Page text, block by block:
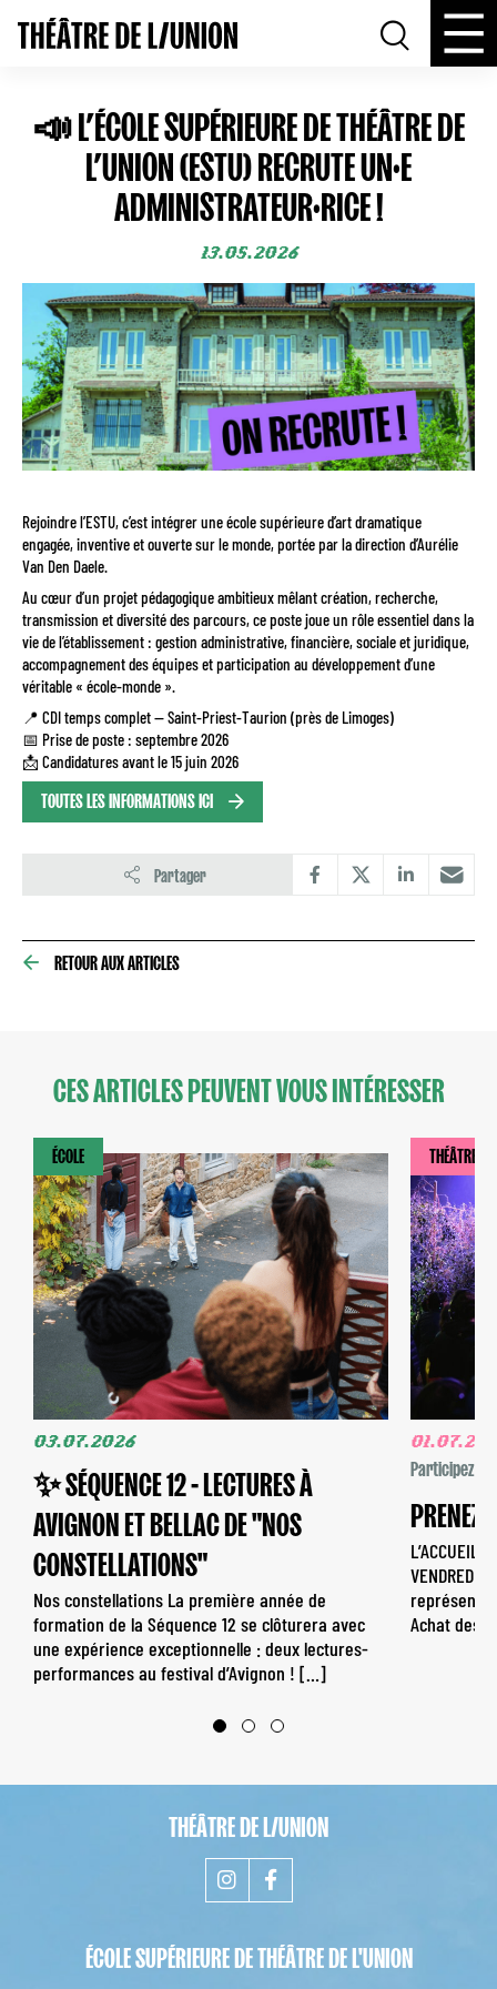
📣 L’ÉCOLE SUPÉRIEURE DE THÉÂTRE DE
L’UNION (ESTU) RECRUTE UN·E
ADMINISTRATEUR·RICE !
13.05.2026
Rejoindre l’ESTU, c’est intégrer une école supérieure d’art dramatique
engagée, inventive et ouverte sur le monde, portée par la direction d’Aurélie
Van Den Daele.
Au cœur d’un projet pédagogique ambitieux mêlant création, recherche,
transmission et diversité des parcours, ce poste joue un rôle essentiel dans la
vie de l’établissement : gestion administrative, financière, sociale et juridique,
accompagnement des équipes et participation au développement d’une
véritable « école-monde ».
📍 CDI temps complet — Saint-Priest-Taurion (près de Limoges)
📅 Prise de poste : septembre 2026
📩 Candidatures avant le 15 juin 2026
TOUTES LES INFORMATIONS ICI
Partager
RETOUR AUX ARTICLES
CES ARTICLES PEUVENT VOUS INTÉRESSER
ÉCOLE
03.07.2026
✨ SÉQUENCE 12 - LECTURES À
AVIGNON ET BELLAC DE "NOS
CONSTELLATIONS"
Nos constellations La première année de
formation de la Séquence 12 se clôturera avec
une expérience exceptionnelle : deux lectures-
performances au festival d’Avignon ! […]
THÉÂTRE
Participez
PRENEZ
L’ACCUEIL-
VENDREDI
Achat des
THÉÂTRE DE L/UNION
ÉCOLE SUPÉRIEURE DE THÉÂTRE DE L'UNION